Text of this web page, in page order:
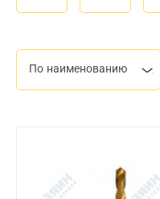
По наименованию